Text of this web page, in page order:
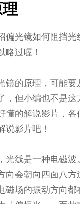
偏光镜如何阻挡光
略过喔！
镜的原理，可能要
，但小编也不是这
懂的解说影片，各
说影片吧！
光线是一种电磁波
向会朝向四面八方
磁场的振动方向都